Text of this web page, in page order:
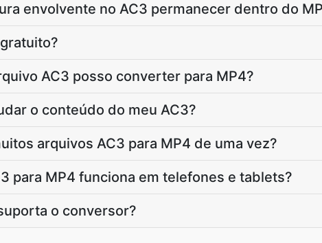
envolvente no AC3 permanecer dentro do
AC3 posso converter para MP4?
o conteúdo do meu AC3?
arquivos AC3 para MP4 de uma vez?
para MP4 funciona em telefones e tablets?
o conversor?